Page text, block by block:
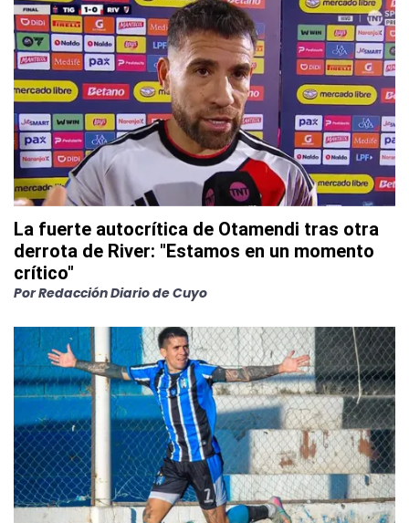
La fuerte autocrítica de Otamendi tras otra
derrota de River: "Estamos en un momento
crítico"
PorRedacción Diario de Cuyo